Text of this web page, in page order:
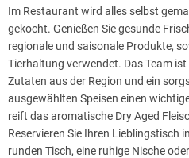
Im Restaurant wird alles selbst
gekocht. Genießen Sie gesunde
regionale und saisonale Produkte,
Tierhaltung verwendet. Das Team
Zutaten aus der Region und ein
ausgewählten Speisen einen
reift das aromatische Dry Aged
Reservieren Sie Ihren Lieblingstisch
runden Tisch, eine ruhige Nische